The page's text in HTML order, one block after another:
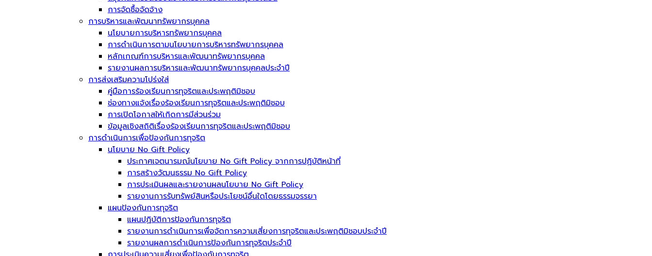
การจัดซื้อจัดจ้าง
การบริหารและพัฒนาทรัพยากรบุคคล
นโยบายการบริหารทรัพยากรบุคคล
การดำเนินการตามนโยบายการบริหารทรัพยากรบุคคล
หลักเกณฑ์การบริหารและพัฒนาทรัพยากรบุคคล
รายงานผลการบริหารและพัฒนาทรัพยากรบุคคลประจำปี
การส่งเสริมความโปร่งใส่
คู่มือการร้องเรียนการทุจริตและประพฤติมิชอบ
ช่องทางแจ้งเรื่องร้องเรียนการทุจริตและประพฤติมิชอบ
การเปิดโอกาสให้เกิดการมีส่วนร่วม
ข้อมูลเชิงสถิติเรื่องร้องเรียนการทุจริตและประพฤติมิชอบ
การดำเนินการเพื่อป้องกันการทุจริต
นโยบาย No Gift Policy
ประกาศเจตนารมณ์นโยบาย No Gift Policy จากการปฏิบัติหน้าที่
การสร้างวัฒนธรรม No Gift Policy
การประเมินผลและรายงานผลนโยบาย No Gift Policy
รายงานการรับทรัพย์สินหรือประโยชน์อื่นใดโดยธรรมจรรยา
แผนป้องกันการทุจริต
แผนปฏิบัติการป้องกันการทุจริต
รายงานการดำเนินการเพื่อจัดการความเสี่ยงการทุจริตและประพฤติมิชอบประจำปี
รายงานผลการดำเนินการป้องกันการทุจริตประจำปี